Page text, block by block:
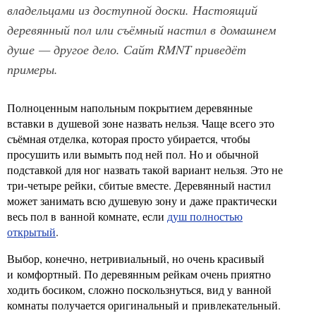
владельцами из доступной доски. Настоящий
деревянный пол или съёмный настил в домашнем
душе — другое дело. Сайт RMNT приведёт
примеры.
Полноценным напольным покрытием деревянные
вставки в душевой зоне назвать нельзя. Чаще всего это
съёмная отделка, которая просто убирается, чтобы
просушить или вымыть под ней пол. Но и обычной
подставкой для ног назвать такой вариант нельзя. Это не
три-четыре рейки, сбитые вместе. Деревянный настил
может занимать всю душевую зону и даже практически
весь пол в ванной комнате, если душ полностью
открытый.
Выбор, конечно, нетривиальный, но очень красивый
и комфортный. По деревянным рейкам очень приятно
ходить босиком, сложно поскользнуться, вид у ванной
комнаты получается оригинальный и привлекательный.